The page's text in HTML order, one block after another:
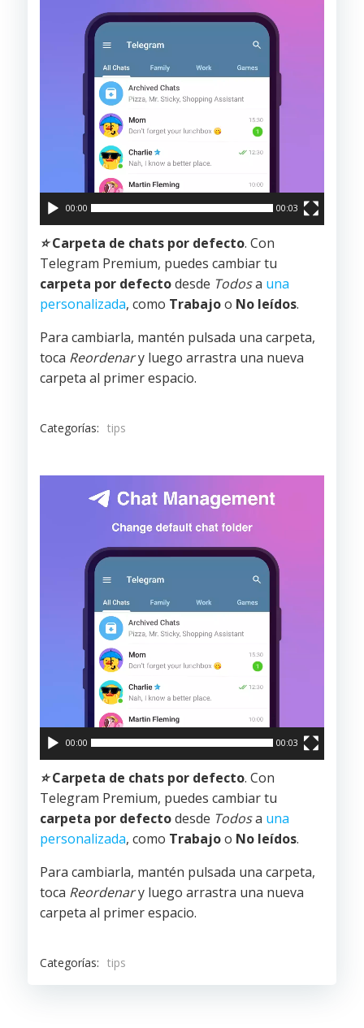
00:00 00:03
⭐️ Carpeta de chats por defecto. Con
Telegram Premium, puedes cambiar tu
carpeta por defectodesde Todosa una
personalizada, como Trabajoo No leídos.
Para cambiarla, mantén pulsada una carpeta,
toca Reordenary luego arrastra una nueva
carpeta al primer espacio.
Categorías: tips
00:00 00:03
⭐️ Carpeta de chats por defecto. Con
Telegram Premium, puedes cambiar tu
carpeta por defectodesde Todosa una
personalizada, como Trabajoo No leídos.
Para cambiarla, mantén pulsada una carpeta,
toca Reordenary luego arrastra una nueva
carpeta al primer espacio.
Categorías: tips